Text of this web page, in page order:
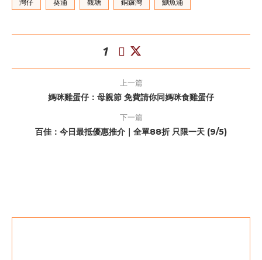
灣仔 葵涌 觀塘 銅鑼灣 鰂魚涌
1
上一篇
媽咪雞蛋仔：母親節 免費請你同媽咪食雞蛋仔
下一篇
百佳：今日最抵優惠推介｜全單88折 只限一天 (9/5)